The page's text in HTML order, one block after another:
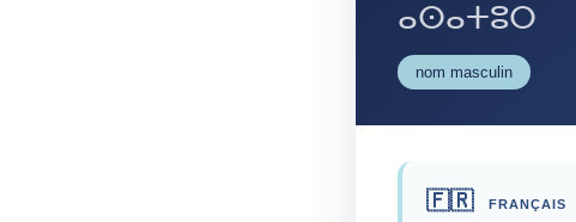
ⴰⵙⴰⵜⵓⵔ
nom masculin
🇫🇷 FRANÇAIS